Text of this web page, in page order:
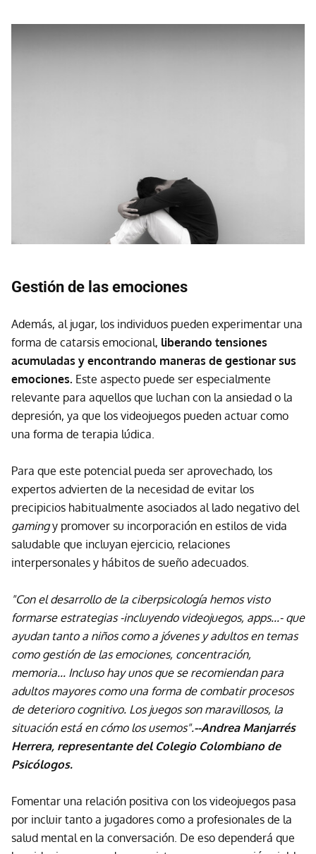
Gestión de las emociones
Además, al jugar, los individuos pueden experimentar una
forma de catarsis emocional, liberando tensiones
acumuladas y encontrando maneras de gestionar sus
emociones. Este aspecto puede ser especialmente
relevante para aquellos que luchan con la ansiedad o la
depresión, ya que los videojuegos pueden actuar como
una forma de terapia lúdica.
Para que este potencial pueda ser aprovechado, los
expertos advierten de la necesidad de evitar los
precipicios habitualmente asociados al lado negativo del
gamingy promover su incorporación en estilos de vida
saludable que incluyan ejercicio, relaciones
interpersonales y hábitos de sueño adecuados.
"Con el desarrollo de la ciberpsicología hemos visto
formarse estrategias -incluyendo videojuegos, apps...- que
ayudan tanto a niños como a jóvenes y adultos en temas
como gestión de las emociones, concentración,
memoria... Incluso hay unos que se recomiendan para
adultos mayores como una forma de combatir procesos
de deterioro cognitivo. Los juegos son maravillosos, la
situación está en cómo los usemos".--Andrea Manjarrés
Herrera, representante del Colegio Colombiano de
Psicólogos.
Fomentar una relación positiva con los videojuegos pasa
por incluir tanto a jugadores como a profesionales de la
salud mental en la conversación. De eso dependerá que